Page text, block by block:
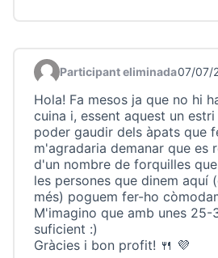
Comentari 22979
Participant eliminada07/07/
Hola! Fa mesos ja que no hi
cuina i, essent aquest un
poder gaudir dels àpats que
m'agradaria demanar que es
d'un nombre de forquilles
les persones que dinem aquí
més) poguem fer-ho
M'imagino que amb unes 25-
suficient :)
Gràcies i bon profit! 🍴 💜